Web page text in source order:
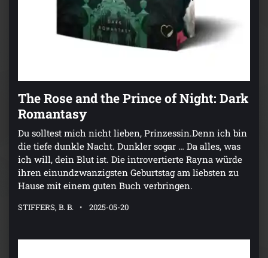
The Rose and the Prince of Night: Dark
Romantasy
Du solltest mich nicht lieben, Prinzessin.Denn ich bin
die tiefe dunkle Nacht. Dunkler sogar … Da alles, was
ich will, dein Blut ist. Die introvertierte Rayna würde
ihren einundzwanzigsten Geburtstag am liebsten zu
Hause mit einem guten Buch verbringen.
STIFFERS, B. B. 2025-05-20